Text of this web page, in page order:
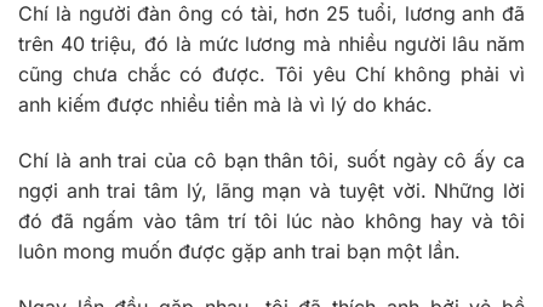
Chí là người đàn ông có tài, hơn 25 tuổi, lương anh đã
trên 40 triệu, đó là mức lương mà nhiều người lâu năm
cũng chưa chắc có được. Tôi yêu Chí không phải vì
anh kiếm được nhiều tiền mà là vì lý do khác.
Chí là anh trai của cô bạn thân tôi, suốt ngày cô ấy ca
ngợi anh trai tâm lý, lãng mạn và tuyệt vời. Những lời
đó đã ngấm vào tâm trí tôi lúc nào không hay và tôi
luôn mong muốn được gặp anh trai bạn một lần.